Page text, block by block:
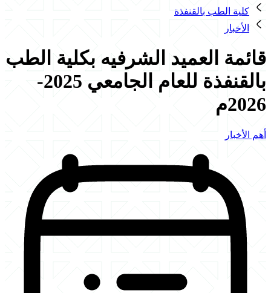
كلية الطب بالقنفذة
الأخبار
قائمة العميد الشرفيه بكلية الطب
بالقنفذة للعام الجامعي 2025-
2026م
أهم الأخبار